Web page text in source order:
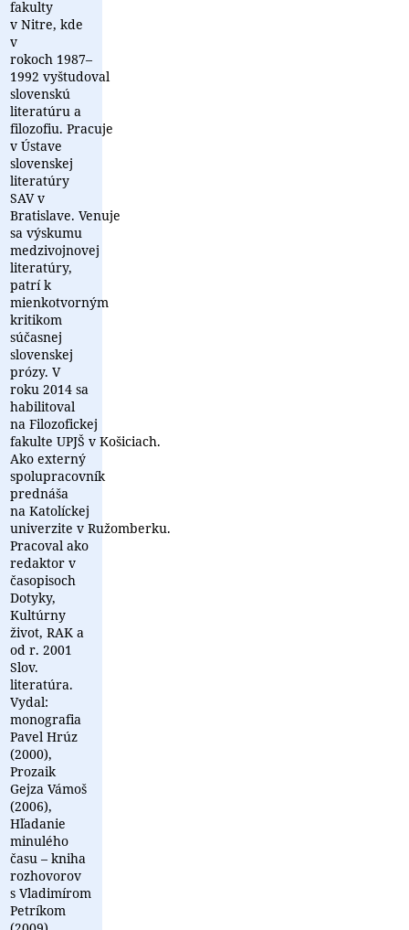
fakulty
v Nitre, kde
v
rokoch 1987–
1992 vyštudoval
slovenskú
literatúru a
filozofiu. Pracuje
v Ústave
slovenskej
literatúry
SAV v
Bratislave. Venuje
sa výskumu
medzivojnovej
literatúry,
patrí k
mienkotvorným
kritikom
súčasnej
slovenskej
prózy. V
roku 2014 sa
habilitoval
na Filozofickej
fakulte UPJŠ v Košiciach.
Ako externý
spolupracovník
prednáša
na Katolíckej
univerzite v Ružomberku.
Pracoval ako
redaktor v
časopisoch
Dotyky,
Kultúrny
život, RAK a
od r. 2001
Slov.
literatúra.
Vydal:
monografia
Pavel Hrúz
(2000),
Prozaik
Gejza Vámoš
(2006),
Hľadanie
minulého
času – kniha
rozhovorov
s Vladimírom
Petríkom